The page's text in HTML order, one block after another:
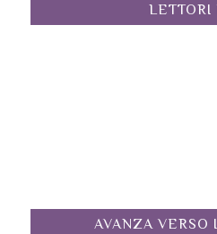
LETTORI
AVANZA VERSO